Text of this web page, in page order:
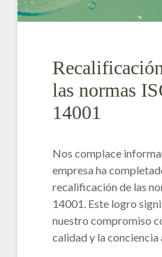
las normas
14001
Nos complace
empresa ha
recalificación de las
14001. Este logro
nuestro compromiso
calidad y la conciencia